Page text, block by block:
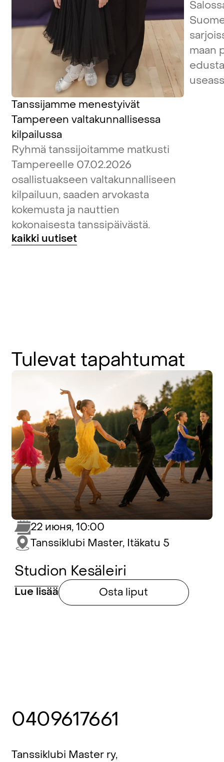
Tanssijamme menestyivät
Tampereen valtakunnallisessa
kilpailussa
Ryhmä tanssijoitamme matkusti
Tampereelle 07.02.2026
osallistuakseen valtakunnalliseen
kilpailuun, saaden arvokasta
kokemusta ja nauttien
kokonaisesta tanssipäivästä.
maan
kaikki uutiset
Tulevat tapahtumat
Studion Kesäleiri
Lue lisää Osta liput
22 июня, 10:00
Tanssiklubi Master, Itäkatu 5
0409617661
Tanssiklubi Master ry,